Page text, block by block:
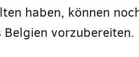
haben, können
vorzubereiten.